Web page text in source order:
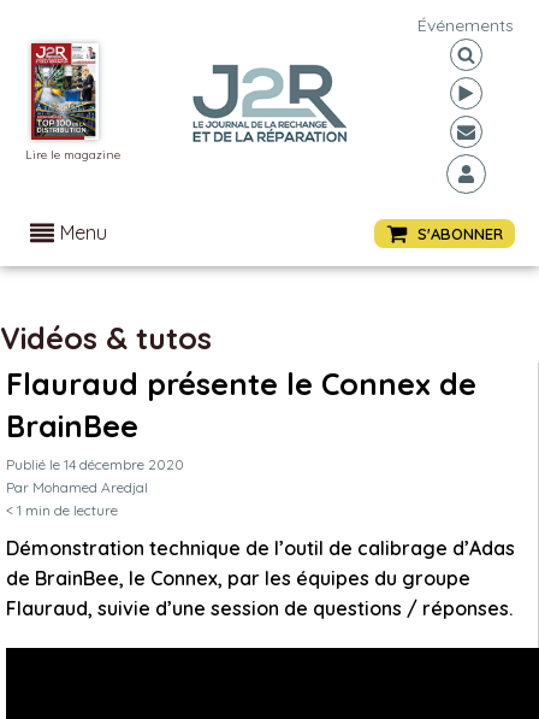
Lire le magazine
Événements
Menu S'ABONNER
Vidéos & tutos
Flauraud présente le Connex de
BrainBee
Publié le 14 décembre 2020
Par Mohamed Aredjal
< 1 min de lecture
Démonstration technique de l’outil de calibrage d’Adas
de BrainBee, le Connex, par les équipes du groupe
Flauraud, suivie d’une session de questions / réponses.